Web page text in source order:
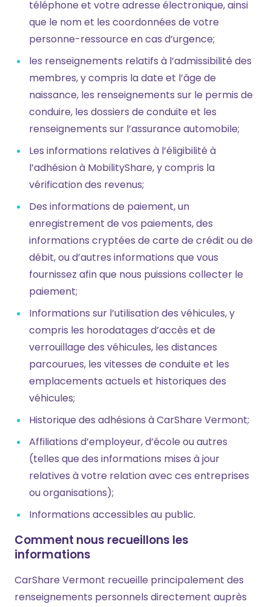
téléphone et votre adresse électronique, ainsi
que le nom et les coordonnées de votre
personne-ressource en cas d’urgence;
les renseignements relatifs à l’admissibilité des
membres, y compris la date et l’âge de
naissance, les renseignements sur le permis de
conduire, les dossiers de conduite et les
renseignements sur l’assurance automobile;
Les informations relatives à l’éligibilité à
l’adhésion à MobilityShare, y compris la
vérification des revenus;
Des informations de paiement, un
enregistrement de vos paiements, des
informations cryptées de carte de crédit ou de
débit, ou d’autres informations que vous
fournissez afin que nous puissions collecter le
paiement;
Informations sur l’utilisation des véhicules, y
compris les horodatages d’accès et de
verrouillage des véhicules, les distances
parcourues, les vitesses de conduite et les
emplacements actuels et historiques des
véhicules;
Historique des adhésions à CarShare Vermont;
Affiliations d’employeur, d’école ou autres
(telles que des informations mises à jour
relatives à votre relation avec ces entreprises
ou organisations);
Informations accessibles au public.
Comment nous recueillons les
informations
CarShare Vermont recueille principalement des
renseignements personnels directement auprès